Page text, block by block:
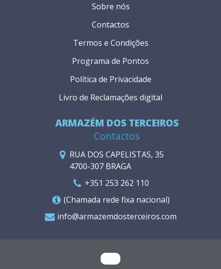
ARMAZÉM DOS TERCEIROS
Contactos
RUA DOS CAPELISTAS, 35
4700-307 BRAGA
+351 253 262 110
(Chamada rede fixa nacional)
info@armazemdosterceiros.com
Sobre nós
Contactos
Termos e Condições
Programa de Pontos
Política de Privacidade
Livro de Reclamações digital